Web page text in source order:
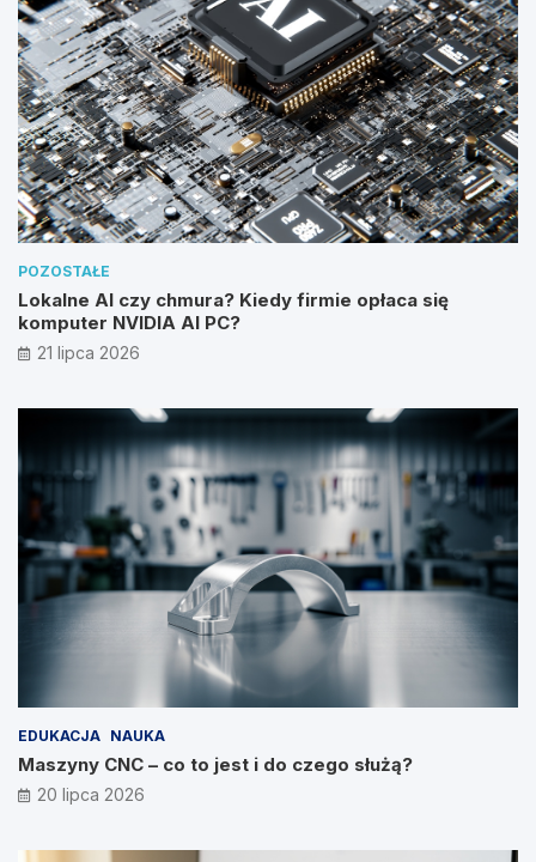
POZOSTAŁE
Lokalne AI czy chmura? Kiedy firmie opłaca się
komputer NVIDIA AI PC?
21 lipca 2026
EDUKACJA NAUKA
Maszyny CNC – co to jest i do czego służą?
20 lipca 2026